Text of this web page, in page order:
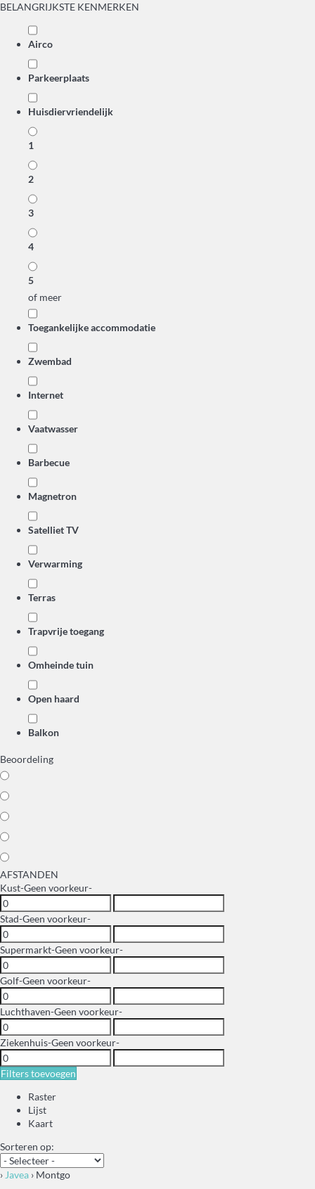
BELANGRIJKSTE KENMERKEN
Airco
Parkeerplaats
Huisdiervriendelijk
1
2
3
4
5
of meer
Toegankelijke accommodatie
Zwembad
Internet
Vaatwasser
Barbecue
Magnetron
Satelliet TV
Verwarming
Terras
Trapvrije toegang
Omheinde tuin
Open haard
Balkon
Beoordeling
AFSTANDEN
Kust-Geen voorkeur-
Stad-Geen voorkeur-
Supermarkt-Geen voorkeur-
Golf-Geen voorkeur-
Luchthaven-Geen voorkeur-
Ziekenhuis-Geen voorkeur-
Filters toevoegen
Raster
Lijst
Kaart
Sorteren op:
› Javea › Montgo